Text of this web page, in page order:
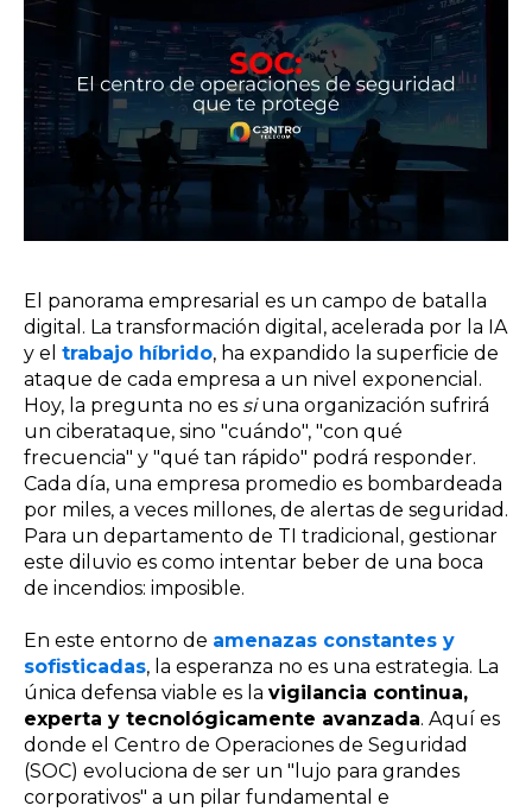
El panorama empresarial es un campo de batalla
digital. La transformación digital, acelerada por la IA
y el trabajo híbrido, ha expandido la superficie de
ataque de cada empresa a un nivel exponencial.
Hoy, la pregunta no es siuna organización sufrirá
un ciberataque, sino "cuándo", "con qué
frecuencia" y "qué tan rápido" podrá responder.
Cada día, una empresa promedio es bombardeada
por miles, a veces millones, de alertas de seguridad.
Para un departamento de TI tradicional, gestionar
este diluvio es como intentar beber de una boca
de incendios: imposible.
En este entorno de amenazas constantes y
sofisticadas, la esperanza no es una estrategia. La
única defensa viable es la vigilancia continua,
experta y tecnológicamente avanzada. Aquí es
donde el Centro de Operaciones de Seguridad
(SOC) evoluciona de ser un "lujo para grandes
corporativos" a un pilar fundamental e